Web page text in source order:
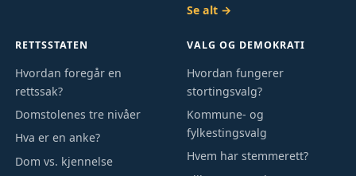
Se alt →
RETTSSTATEN
Hvordan foregår en
rettssak?
Domstolenes tre nivåer
Hva er en anke?
Dom vs. kjennelse
VALG OG DEMOKRATI
Hvordan fungerer
stortingsvalg?
Kommune- og
fylkestingsvalg
Hvem har stemmerett?